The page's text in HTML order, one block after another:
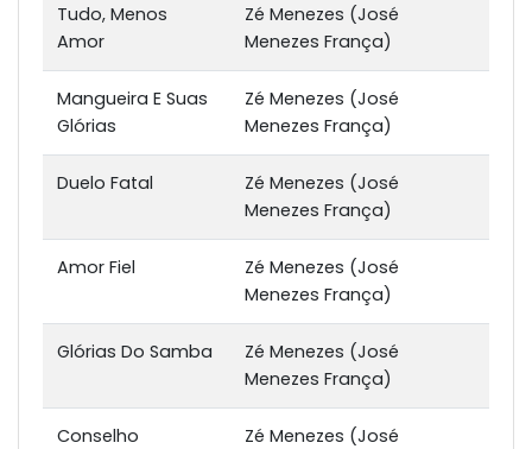
Tudo, Menos
Amor
Zé Menezes (José
Menezes França)
Mangueira E Suas
Glórias
Zé Menezes (José
Menezes França)
Duelo Fatal
Zé Menezes (José
Menezes França)
Amor Fiel
Zé Menezes (José
Menezes França)
Glórias Do Samba
Zé Menezes (José
Menezes França)
Conselho
Zé Menezes (José